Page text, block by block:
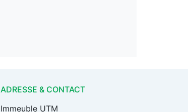
ADRESSE & CONTACT
Immeuble UTM